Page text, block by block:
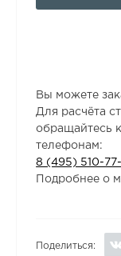
Вы можете
Для расчёта
обращайтесь
телефонам:
8 (495) 510-
Подробнее о
Поделиться: